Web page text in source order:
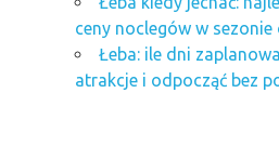
ceny noclegów w
Łeba: ile dni
atrakcje i odpocząć bez